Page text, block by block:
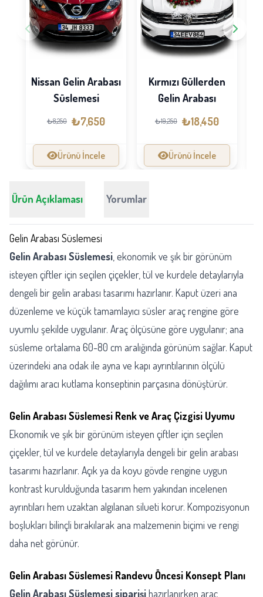
Nissan Gelin Arabası
Süslemesi
₺8,250 ₺7,650
Ürünü İncele
Kırmızı Güllerden
Gelin Arabası
₺19,250 ₺18,450
Ürünü İncele
Ürün Açıklaması Yorumlar
Gelin Arabası Süslemesi
Gelin Arabası Süslemesi , ekonomik ve şık bir görünüm
isteyen çiftler için seçilen çiçekler, tül ve kurdele detaylarıyla
dengeli bir gelin arabası tasarımı hazırlanır. Kaput üzeri ana
düzenleme ve küçük tamamlayıcı süsler araç rengine göre
uyumlu şekilde uygulanır. Araç ölçüsüne göre uygulanır; ana
süsleme ortalama 60-80 cm aralığında görünüm sağlar. Kaput
üzerindeki ana odak ile ayna ve kapı ayrıntılarının ölçülü
dağılımı aracı kutlama konseptinin parçasına dönüştürür.
Gelin Arabası Süslemesi Renk ve Araç Çizgisi Uyumu
Ekonomik ve şık bir görünüm isteyen çiftler için seçilen
çiçekler, tül ve kurdele detaylarıyla dengeli bir gelin arabası
tasarımı hazırlanır. Açık ya da koyu gövde rengine uygun
kontrast kurulduğunda tasarım hem yakından incelenen
ayrıntıları hem uzaktan algılanan silueti korur. Kompozisyonun
boşlukları bilinçli bırakılarak ana malzemenin biçimi ve rengi
daha net görünür.
Gelin Arabası Süslemesi Randevu Öncesi Konsept Planı
Gelin Arabası Süslemesi siparişihazırlanırken araç